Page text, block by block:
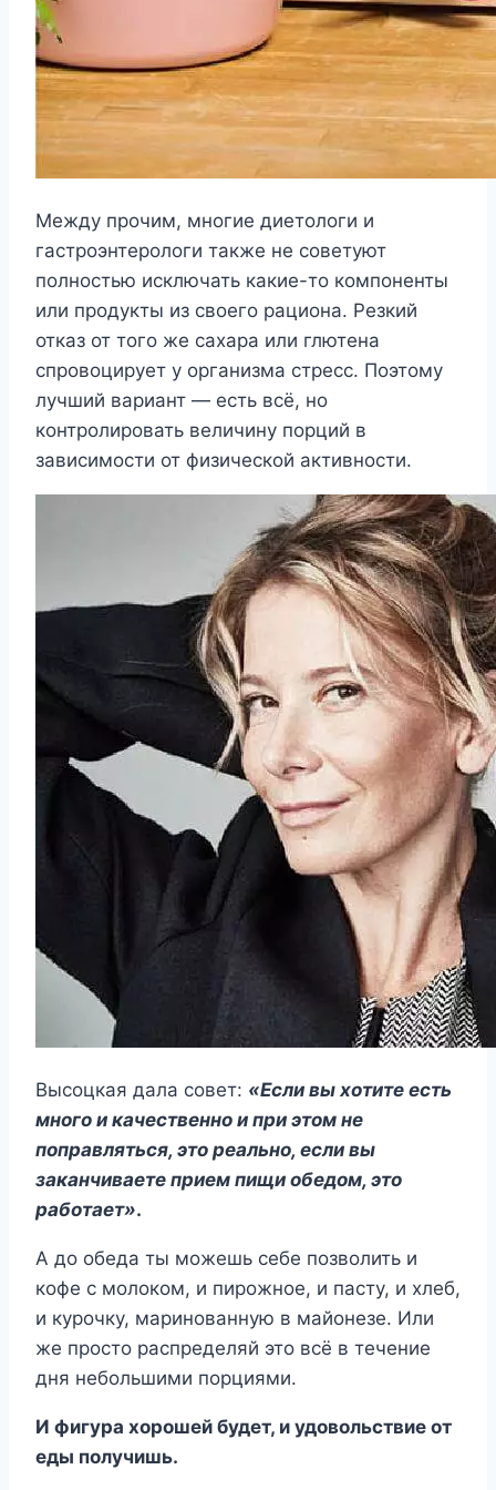
Между прочим, многие диетологи и
гастроэнтерологи также не советуют
полностью исключать какие-то компоненты
или продукты из своего рациона. Резкий
отказ от того же сахара или глютена
спровоцирует у организма стресс. Поэтому
лучший вариант — есть всё, но
контролировать величину порций в
зависимости от физической активности.
Высоцкая дала совет: «Если вы хотите есть
много и качественно и при этом не
поправляться, это реально, если вы
заканчиваете прием пищи обедом, это
работает».
А до обеда ты можешь себе позволить и
кофе с молоком, и пирожное, и пасту, и хлеб,
и курочку, маринованную в майонезе. Или
же просто распределяй это всё в течение
дня небольшими порциями.
И фигура хорошей будет, и удовольствие от
еды получишь.